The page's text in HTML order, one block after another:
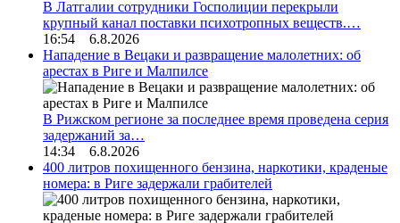
В Латгалии сотрудники Госполиции перекрыли
крупный канал поставки психотропных веществ.…
16:54 6.8.2026
Нападение в Вецаки и развращение малолетних: об
арестах в Риге и Малпилсе
В Рижском регионе за последнее время проведена серия
задержаний за…
14:34 6.8.2026
400 литров похищенного бензина, наркотики, краденые
номера: в Риге задержали грабителей